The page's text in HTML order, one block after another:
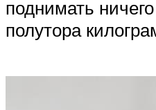
поднимать
полутора